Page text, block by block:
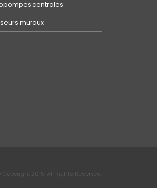
centrales
muraux
Copyright 2015. All Rights Reserved.